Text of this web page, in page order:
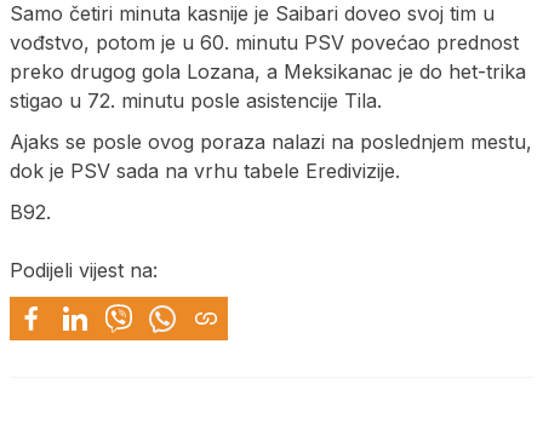
Samo četiri minuta kasnije je Saibari doveo svoj tim u
vođstvo, potom je u 60. minutu PSV povećao prednost
preko drugog gola Lozana, a Meksikanac je do het-trika
stigao u 72. minutu posle asistencije Tila.
Ajaks se posle ovog poraza nalazi na poslednjem mestu,
dok je PSV sada na vrhu tabele Eredivizije.
B92.
Podijeli vijest na: